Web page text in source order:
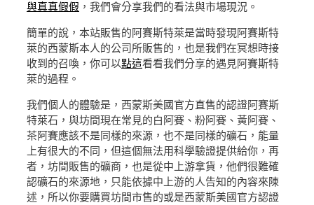
與真真假假 ，我們會分享我們的看法與市場現況。
簡單的說，本站販售的阿賽斯特萊是當時發現阿賽斯特
萊的西蒙斯本人的公司所販售的，也是我們在冥想時接
收到的召喚，你可以點這看看我們分享的遇見阿賽斯特
萊的過程。
我們個人的體驗是，西蒙斯美國官方直售的認證阿賽斯
特萊石，與坊間現在常見的白阿賽、粉阿賽、黃阿賽、
茶阿賽應該不是同樣的來源，也不是同樣的礦石，能量
上有很大的不同，但這個無法用科學驗證提供給你，再
者，坊間販售的礦商，也是從中上游拿貨，他們很難確
認礦石的來源地，只能依據中上游的人告知的內容來陳
述，所以你要購買坊間市售的或是西蒙斯美國官方認證